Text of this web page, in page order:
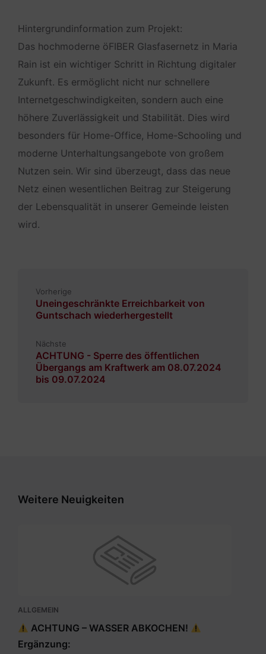
Hintergrundinformation zum Projekt:
Das hochmoderne öFIBER Glasfasernetz in Maria
Rain ist ein wichtiger Schritt in Richtung digitaler
Zukunft. Es ermöglicht nicht nur schnellere
Internetgeschwindigkeiten, sondern auch eine
höhere Zuverlässigkeit und Stabilität. Dies wird
besonders für Home-Office, Home-Schooling und
moderne Unterhaltungsangebote von großem
Nutzen sein. Wir sind überzeugt, dass das neue
Netz einen wesentlichen Beitrag zur Steigerung
der Lebensqualität in unserer Gemeinde leisten
wird.
Vorherige
Uneingeschränkte Erreichbarkeit von
Guntschach wiederhergestellt
Nächste
ACHTUNG - Sperre des öffentlichen
Übergangs am Kraftwerk am 08.07.2024
bis 09.07.2024
Weitere Neuigkeiten
ALLGEMEIN
ACHTUNG – WASSER ABKOCHEN!
Ergänzung: